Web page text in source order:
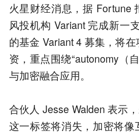
火星财经消息，据 Fortune
风投机构 Variant 完成新一
的基金 Variant 4 募集，将
资，重点围绕“autonomy（
与加密融合应用。
合伙人 Jesse Walden 表示
这一标签将消失，加密将像